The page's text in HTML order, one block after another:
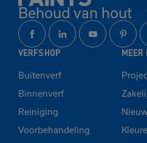
Behoud van hout
VERFSHOP
Buitenverf
Binnenverf
Reiniging
Voorbehandeling
MEER